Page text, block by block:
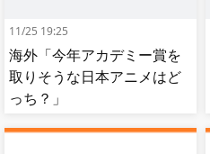
11/25 19:25
海外「今年アカデミー賞を
取りそうな日本アニメはど
っち？」